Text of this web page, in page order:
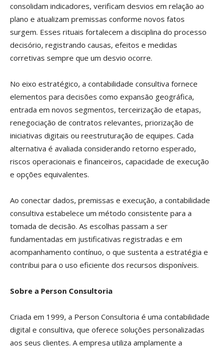
consolidam indicadores, verificam desvios em relação ao
plano e atualizam premissas conforme novos fatos
surgem. Esses rituais fortalecem a disciplina do processo
decisório, registrando causas, efeitos e medidas
corretivas sempre que um desvio ocorre.
No eixo estratégico, a contabilidade consultiva fornece
elementos para decisões como expansão geográfica,
entrada em novos segmentos, terceirização de etapas,
renegociação de contratos relevantes, priorização de
iniciativas digitais ou reestruturação de equipes. Cada
alternativa é avaliada considerando retorno esperado,
riscos operacionais e financeiros, capacidade de execução
e opções equivalentes.
Ao conectar dados, premissas e execução, a contabilidade
consultiva estabelece um método consistente para a
tomada de decisão. As escolhas passam a ser
fundamentadas em justificativas registradas e em
acompanhamento contínuo, o que sustenta a estratégia e
contribui para o uso eficiente dos recursos disponíveis.
Sobre a Person Consultoria
Criada em 1999, a Person Consultoria é uma contabilidade
digital e consultiva, que oferece soluções personalizadas
aos seus clientes. A empresa utiliza amplamente a